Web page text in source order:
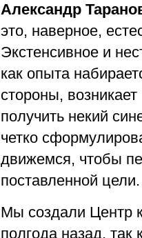
Александр
это, наверное,
Экстенсивное и
как опыта
стороны,
получить некий
четко
движемся, чтобы
поставленной цели.
Мы создали Центр
полгода назад, так